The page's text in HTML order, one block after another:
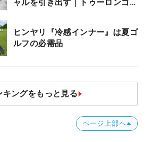
ャルを引き出す｜トゥーロンゴル
ヒンヤリ『冷感インナー』は夏ゴ
ルフの必需品
キングをもっと見る
ページ上部へ